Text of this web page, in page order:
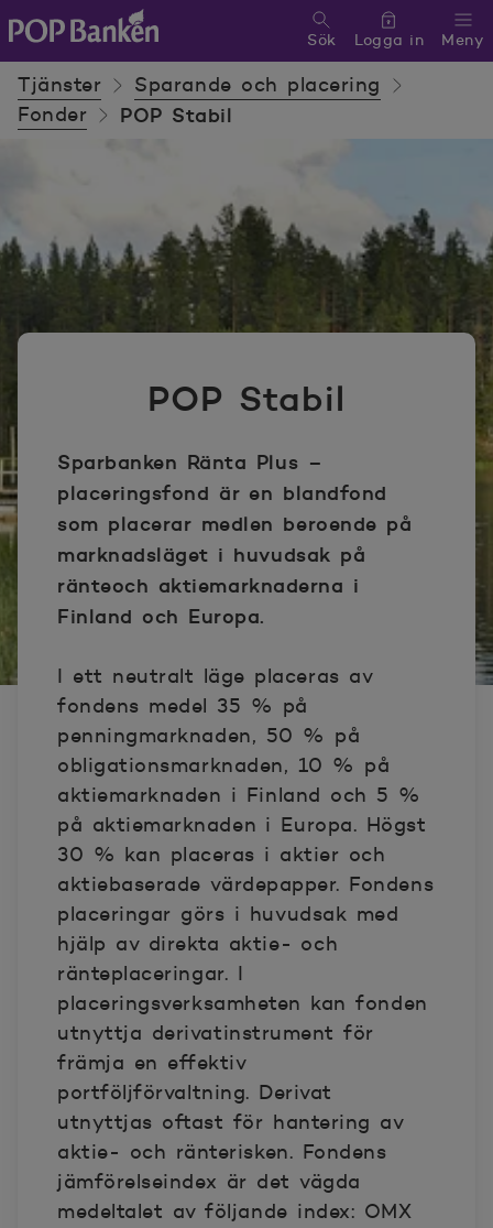
POP banken, till hemsidan
Meny
Sök Logga in
Tjänster
Sparande och placering
Fonder
POP Stabil
POP Stabil
Sparbanken Ränta Plus –
placeringsfond är en blandfond
som placerar medlen beroende på
marknadsläget i huvudsak på
ränteoch aktiemarknaderna i
Finland och Europa.
I ett neutralt läge placeras av
fondens medel 35 % på
penningmarknaden, 50 % på
obligationsmarknaden, 10 % på
aktiemarknaden i Finland och 5 %
på aktiemarknaden i Europa. Högst
30 % kan placeras i aktier och
aktiebaserade värdepapper. Fondens
placeringar görs i huvudsak med
hjälp av direkta aktie- och
ränteplaceringar. I
placeringsverksamheten kan fonden
utnyttja derivatinstrument för
främja en effektiv
portföljförvaltning. Derivat
utnyttjas oftast för hantering av
aktie- och ränterisken. Fondens
jämförelseindex är det vägda
medeltalet av följande index: OMX